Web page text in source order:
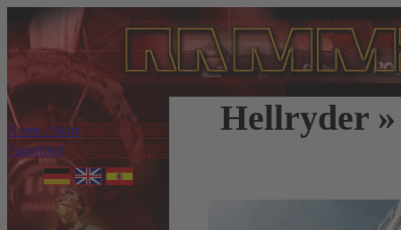
Home / Start
Fanartikel
Hellryder